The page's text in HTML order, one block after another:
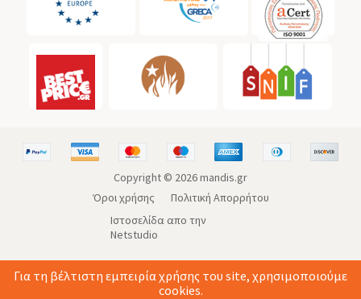
Copyright © 2026mandis.gr
Όροι χρήσης
Πολιτική Απορρήτου
Ιστοσελίδα απο την
Netstudio
Για τη βέλτιστη εμπειρία χρήσης του site, χρησιμοποιούμε
cookies.